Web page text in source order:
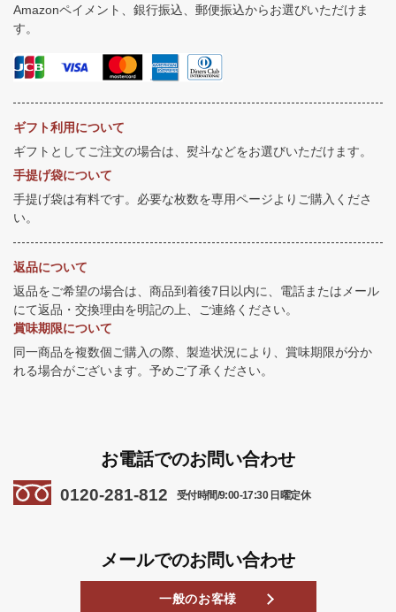
Amazonペイメント、銀行振込、郵便振込からお選びいただけま
す。
ギフト利用について
ギフトとしてご注文の場合は、熨斗などをお選びいただけます。
手提げ袋について
手提げ袋は有料です。必要な枚数を専用ページよりご購入くださ
い。
返品について
返品をご希望の場合は、商品到着後7日以内に、電話またはメール
にて返品・交換理由を明記の上、ご連絡ください。
賞味期限について
同一商品を複数個ご購入の際、製造状況により、賞味期限が分か
れる場合がございます。予めご了承ください。
お電話でのお問い合わせ
0120-281-812 受付時間/9:00-17:30 日曜定休
メールでのお問い合わせ
一般のお客様